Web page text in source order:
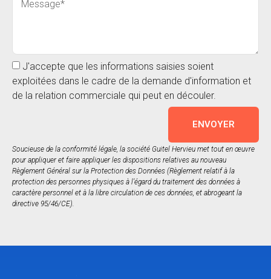
J'accepte que les informations saisies soient
exploitées dans le cadre de la demande d'information et
de la relation commerciale qui peut en découler.
ENVOYER
Soucieuse de la conformité légale, la société Guitel Hervieu met tout en œuvre
pour appliquer et faire appliquer les dispositions relatives au nouveau
Règlement Général sur la Protection des Données (Règlement relatif à la
protection des personnes physiques à l’égard du traitement des données à
caractère personnel et à la libre circulation de ces données, et abrogeant la
directive 95/46/CE).